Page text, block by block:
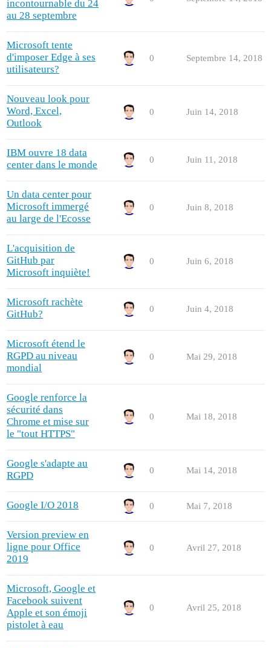
incontournable du 24
au 28 septembre
Microsoft tente
d'imposer Edge à ses
utilisateurs?
0 Septembre 14, 2018
Nouveau look pour
Word, Excel,
Outlook
0 Juin 14, 2018
IBM ouvre 18 data
center dans le monde
0 Juin 11, 2018
Un data center pour
Microsoft immergé
au large de l'Ecosse
0 Juin 8, 2018
L'acquisition de
GitHub par
Microsoft inquiète!
0 Juin 6, 2018
Microsoft rachète
GitHub?
0 Juin 4, 2018
Microsoft étend le
RGPD au niveau
mondial
0 Mai 29, 2018
Google renforce la
sécurité dans
Chrome et mise sur
le "tout HTTPS"
0 Mai 18, 2018
Google s'adapte au
RGPD
0 Mai 14, 2018
Google I/O 2018 0 Mai 7, 2018
Version preview en
ligne pour Office
2019
0 Avril 27, 2018
Microsoft, Google et
Facebook suivent
Apple et son émoji
pistolet à eau
0 Avril 25, 2018